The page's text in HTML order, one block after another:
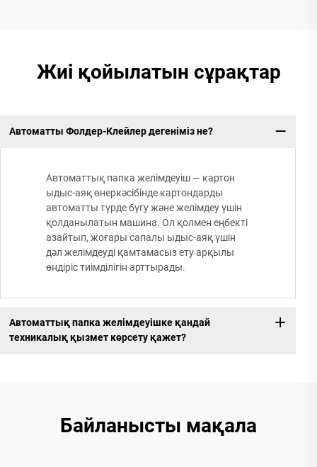
Жиі қойылатын сұрақтар
Автоматты Фолдер-Клейлер дегеніміз не?
Автоматтық папка желімдеуіш — картон
ыдыс-аяқ өнеркәсібінде картондарды
автоматты түрде бүгу және желімдеу үшін
қолданылатын машина. Ол қолмен еңбекті
азайтып, жоғары сапалы ыдыс-аяқ үшін
дәл желімдеуді қамтамасыз ету арқылы
өндіріс тиімділігін арттырады.
Автоматтық папка желімдеуішке қандай
техникалық қызмет көрсету қажет?
Байланысты мақала